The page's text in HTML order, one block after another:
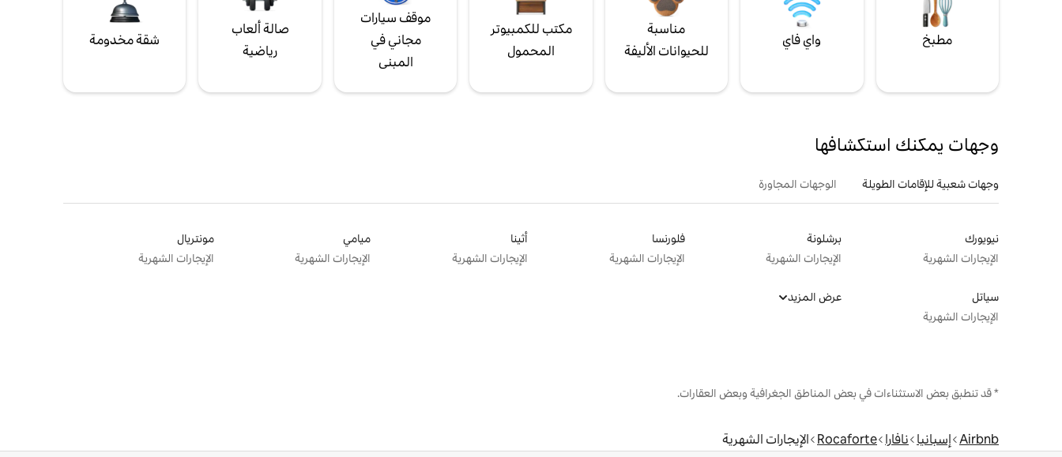
مطبخ واي فاي
مناسبة
للحيوانات الأليفة
مكتب للكمبيوتر
المحمول
موقف سيارات
مجاني في
المبنى
صالة ألعاب
رياضية
شقة مخدومة
وجهات يمكنك استكشافها
وجهات شعبية للإقامات الطويلة الوجهات المجاورة
نيويورك
الإيجارات الشهرية
برشلونة
الإيجارات الشهرية
فلورنسا
الإيجارات الشهرية
أثينا
الإيجارات الشهرية
ميامي
الإيجارات الشهرية
مونتريال
الإيجارات الشهرية
سياتل
الإيجارات الشهرية
عرض المزيد
* قد تنطبق بعض الاستثناءات في بعض المناطق الجغرافية وبعض العقارات.
Airbnb إسبانيا نافارا Rocaforte الإيجارات الشهرية